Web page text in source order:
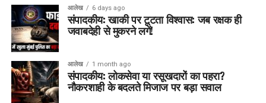
आलेख 6 days ago
संपादकीय: खाकी पर टूटता विश्वास: जब रक्षक ही
जवाबदेही से मुकरने लगें!
आलेख 1 month ago
संपादकीय: लोकसेवा या रसूखदारों का पहरा?
नौकरशाही के बदलते मिजाज पर बड़ा सवाल